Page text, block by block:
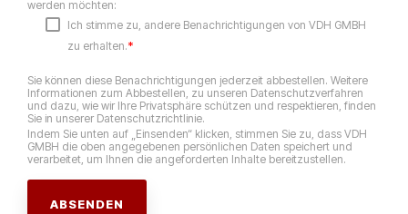
werden möchten:
Ich stimme zu, andere Benachrichtigungen von VDH GMBH
zu erhalten.*
Sie können diese Benachrichtigungen jederzeit abbestellen. Weitere
Informationen zum Abbestellen, zu unseren Datenschutzverfahren
und dazu, wie wir Ihre Privatsphäre schützen und respektieren, finden
Sie in unserer Datenschutzrichtlinie.
Indem Sie unten auf „Einsenden“ klicken, stimmen Sie zu, dass VDH
GMBH die oben angegebenen persönlichen Daten speichert und
verarbeitet, um Ihnen die angeforderten Inhalte bereitzustellen.